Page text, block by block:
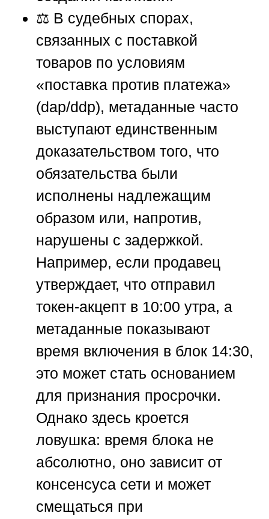
⚖️ В судебных спорах,
связанных с поставкой
товаров по условиям
«поставка против платежа»
(dap/ddp), метаданные часто
выступают единственным
доказательством того, что
обязательства были
исполнены надлежащим
образом или, напротив,
нарушены с задержкой.
Например, если продавец
утверждает, что отправил
токен-акцепт в 10:00 утра, а
метаданные показывают
время включения в блок 14:30,
это может стать основанием
для признания просрочки.
Однако здесь кроется
ловушка: время блока не
абсолютно, оно зависит от
консенсуса сети и может
смещаться при